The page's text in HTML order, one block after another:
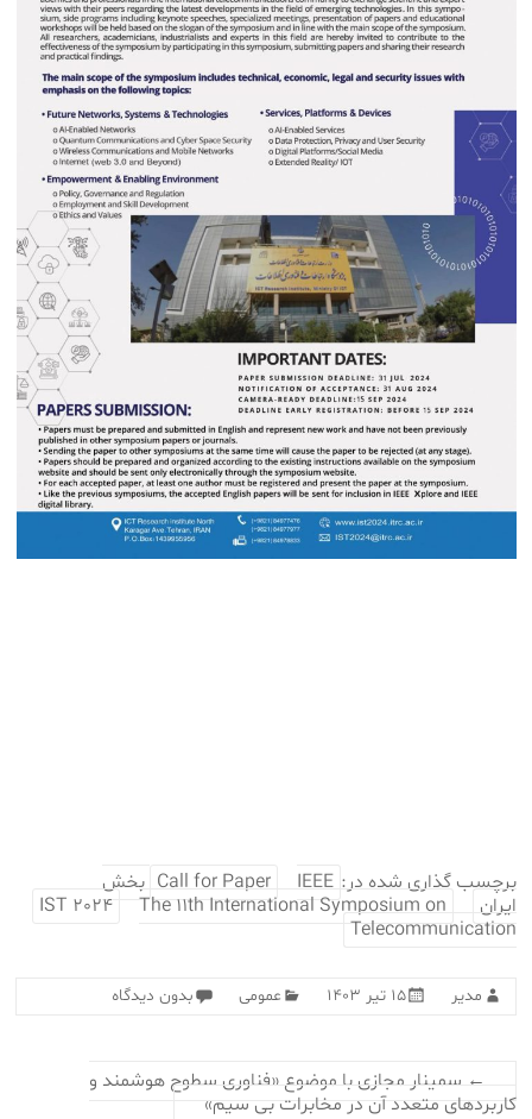
برچسب گذاری شده در: Call for Paper IEEE بخش
ایران
IST 2024
The 11th International Symposium on
Telecommunication
مدیر ۱۵ تیر ۱۴۰۳ عمومی بدون دیدگاه
← سمینار مجازی با موضوع «فناوری سطوح هوشمند و
کاربردهای متعدد آن در مخابرات بی سیم»